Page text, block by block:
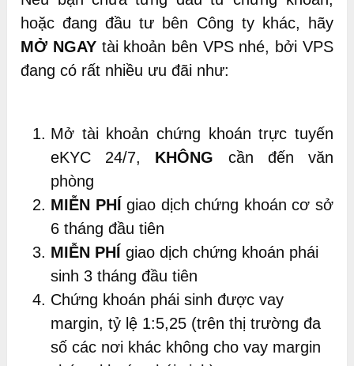
hoặc đang đầu tư bên Công ty khác, hãy
MỞ NGAYtài khoản bên VPS nhé, bởi VPS
đang có rất nhiều ưu đãi như:
Mở tài khoản chứng khoán trực tuyến
eKYC 24/7, KHÔNG cần đến văn
phòng
MIỄN PHÍ giao dịch chứng khoán cơ sở
6 tháng đầu tiên
MIỄN PHÍ giao dịch chứng khoán phái
sinh 3 tháng đầu tiên
Chứng khoán phái sinh được vay
margin, tỷ lệ 1:5,25 (trên thị trường đa
số các nơi khác không cho vay margin